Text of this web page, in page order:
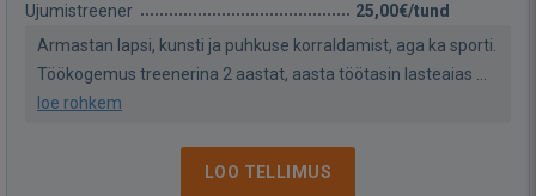
Ujumistreener
25,00€/tund
Armastan lapsi, kunsti ja puhkuse korraldamist, aga ka sporti.
Töökogemus treenerina 2 aastat, aasta töötasin lasteaias ...
loe rohkem
LOO TELLIMUS